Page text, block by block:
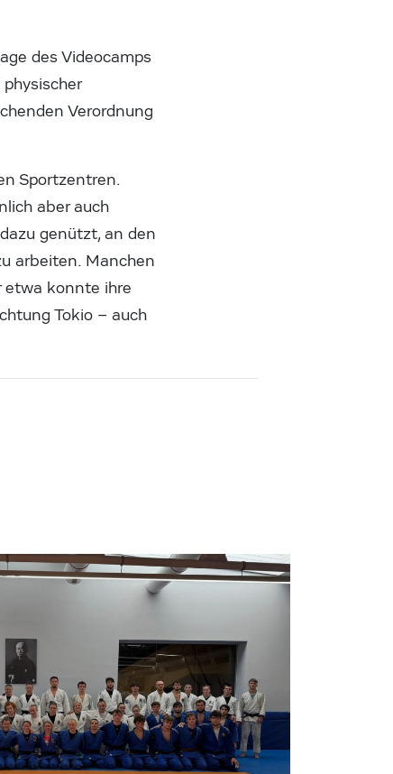
des Videocamps
Verordnung
Sportzentren.
aber auch
genützt, an den
arbeiten. Manchen
etwa konnte ihre
Tokio – auch